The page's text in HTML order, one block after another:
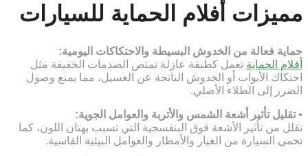
مميزات أفلام الحماية للسيارات
حماية فعالة من الخدوش البسيطة والاحتكاكات اليومية:
أفلام الحماية تعمل كطبقة عازلة تمتص الصدمات الخفيفة مثل
احتكاك الأبواب أو الخدوش الناتجة عن الغسيل، مما يمنع وصول
الضرر إلى الطلاء الأصلي.
•تقليل تأثير أشعة الشمس والأتربة والعوامل الجوية:
تقلل من تأثير الأشعة فوق البنفسجية التي تسبب بهتان اللون، كما
تحمي السيارة من الغبار والأمطار والعوامل البيئية القاسية.